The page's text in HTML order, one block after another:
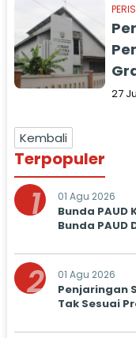
27
Kembali
Terpopuler
1 01 Agu 2026
Bunda
Bunda PAUD
2 01 Agu 2026
Penjaringan
Tak Sesuai